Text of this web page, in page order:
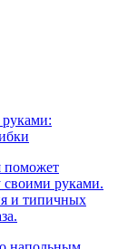
поможет
своими руками.
и типичных